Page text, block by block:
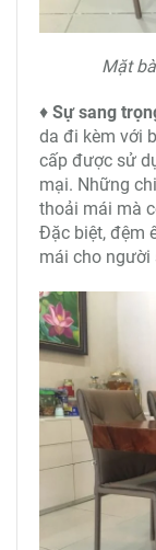
Mặt
♦ Sự sang
da đi kèm với
cấp được sử
mại. Những
thoải mái mà
Đặc biệt, đệm
mái cho người